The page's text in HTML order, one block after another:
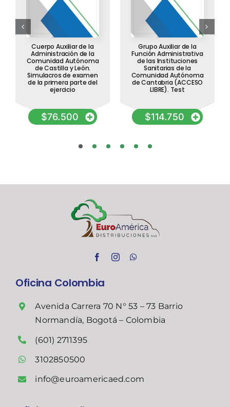
Cuerpo Auxiliar de la
Administración de la
Comunidad Autónoma
de Castilla y León.
Simulacros de examen
de la primera parte del
ejercicio
$76.500
Grupo Auxiliar de la
Función Administrativa
de las Instituciones
Sanitarias de la
Comunidad Autónoma
de Cantabria (ACCESO
LIBRE). Test
$114.750
Oficina Colombia
Avenida Carrera 70 N° 53 – 73 Barrio
Normandía, Bogotá – Colombia
(601) 2711395
3102850500
info@euroamericaed.com